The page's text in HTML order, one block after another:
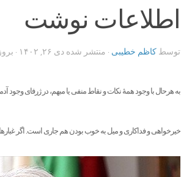
اطلاعات نوشت
توسط کاظم خطیبی · منتشر شده دی ۲۶, ۱۴۰۲ ·
به هرحال با وجود همۀ نکات و نقاط منفی یا مبهم، در ژرفای
خیرخواهی و فداکاری و میل به خوب بودن هم جاری است. اگر